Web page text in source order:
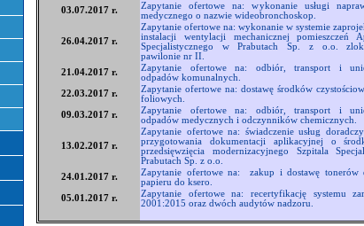
03.07.2017 r.
Zapytanie ofertowe na: wykonanie usługi
medycznego o nazwie wideobronchoskop.
26.04.2017 r.
Zapytanie ofertowe na: wykonanie w systemie
instalacji wentylacji mechanicznej pomieszczeń
Specjalistycznego w Prabutach Sp. z o.o.
pawilonie nr II.
21.04.2017 r.
Zapytanie ofertowe na: odbiór, transport i
odpadów komunalnych.
22.03.2017 r.
Zapytanie ofertowe na: dostawę środków
foliowych.
09.03.2017 r.
Zapytanie ofertowe na: odbiór, transport i
odpadów medycznych i odczynników chemicznych.
13.02.2017 r.
Zapytanie ofertowe na: świadczenie usług
przygotowania dokumentacji aplikacyjnej o
przedsięwzięcia modernizacyjnego Szpitala
Prabutach Sp. z o.o.
24.01.2017 r.
Zapytanie ofertowe na: zakup i dostawę tonerów
papieru do ksero.
05.01.2017 r.
Zapytanie ofertowe na: recertyfikację systemu
2001:2015 oraz dwóch audytów nadzoru.